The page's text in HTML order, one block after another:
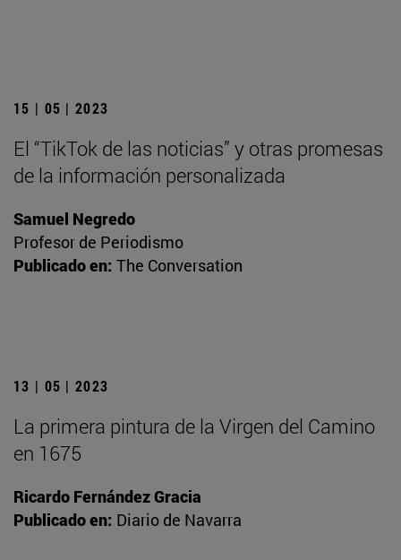
15 | 05 | 2023
El “TikTok de las noticias” y otras promesas
de la información personalizada
Samuel Negredo
Profesor de Periodismo
Publicado en: The Conversation
13 | 05 | 2023
La primera pintura de la Virgen del Camino
en 1675
Ricardo Fernández Gracia
Publicado en: Diario de Navarra